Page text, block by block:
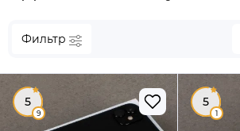
Фильтр
5
9
5
1